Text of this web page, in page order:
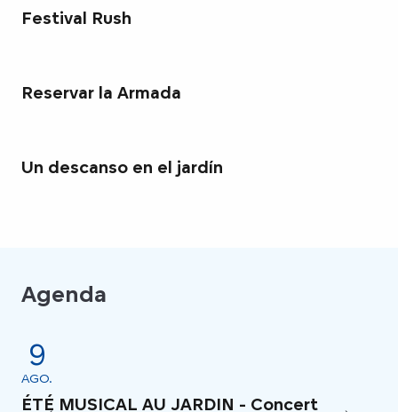
Festival Rush
Reservar la Armada
Un descanso en el jardín
Agenda
9
AGO.
ÉTÉ MUSICAL AU JARDIN - Concert